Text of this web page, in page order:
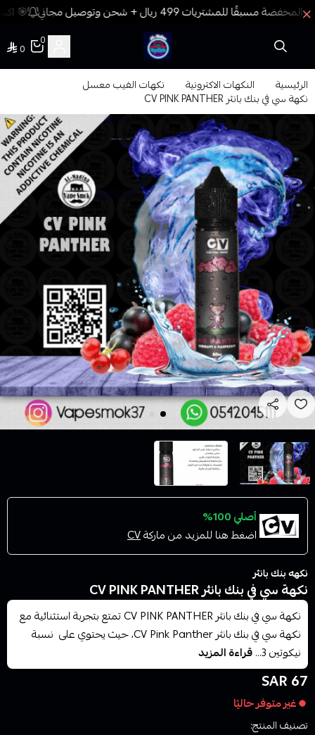
🎯
فيب المدينة
0
0
الرئيسية النكهات الاكترونية نكهات الفيب معسل
نكهة سي في بنك بانثر CV PINK PANTHER
أصلي 100%
اضغط هنا للمزيد من ماركةCV
نكهه بنك بانثر
نكهة سي في بنك بانثر CV PINK PANTHER
نكهة سي في بنك بانثر CV PINK PANTHER تمتع بتجربة استثنائية مع
نكهة سي في بنك بانثر CV Pink Panther، حيث يحتوي على نسبة
نيكوتين 3...
قراءة المزيد
67 SAR
غير متوفر حاليًا
تصنيف المنتج: